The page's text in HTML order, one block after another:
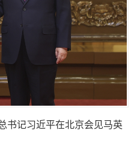
书记习近平在北京会见马英